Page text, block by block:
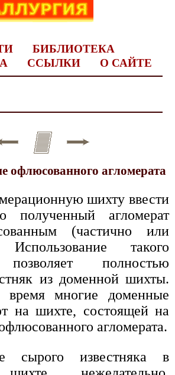
БИБЛИОТЕКА
ССЫЛКИ О САЙТЕ
офлюсованного агломерата
шихту ввести
полученный агломерат
(частично или
Использование такого
позволяет полностью
из доменной шихты.
время многие доменные
на шихте, состоящей на
агломерата.
сырого известняка в